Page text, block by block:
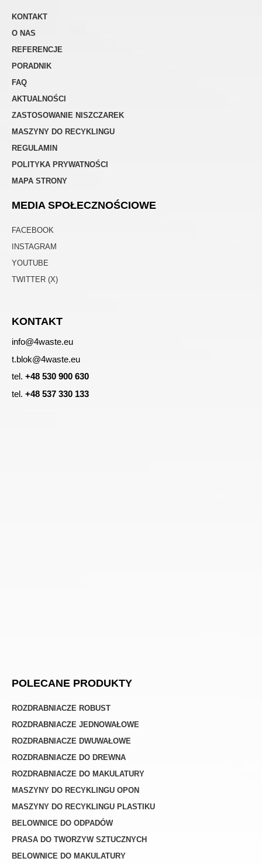
KONTAKT
O NAS
REFERENCJE
PORADNIK
FAQ
AKTUALNOŚCI
ZASTOSOWANIE NISZCZAREK
MASZYNY DO RECYKLINGU
REGULAMIN
POLITYKA PRYWATNOŚCI
MAPA STRONY
MEDIA SPOŁECZNOŚCIOWE
FACEBOOK
INSTAGRAM
YOUTUBE
TWITTER (X)
KONTAKT
info@4waste.eu
t.blok@4waste.eu
tel. +48 530 900 630
tel. +48 537 330 133
POLECANE PRODUKTY
ROZDRABNIACZE ROBUST
ROZDRABNIACZE JEDNOWAŁOWE
ROZDRABNIACZE DWUWAŁOWE
ROZDRABNIACZE DO DREWNA
ROZDRABNIACZE DO MAKULATURY
MASZYNY DO RECYKLINGU OPON
MASZYNY DO RECYKLINGU PLASTIKU
BELOWNICE DO ODPADÓW
PRASA DO TWORZYW SZTUCZNYCH
BELOWNICE DO MAKULATURY